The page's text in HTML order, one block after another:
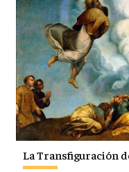
La Transfiguración